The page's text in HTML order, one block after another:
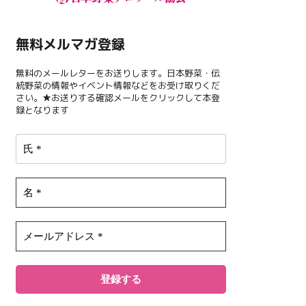
無料メルマガ登録
無料のメールレターをお送りします。日本野菜・伝
統野菜の情報やイベント情報などをお受け取りくだ
さい。★お送りする確認メールをクリックして本登
録となります